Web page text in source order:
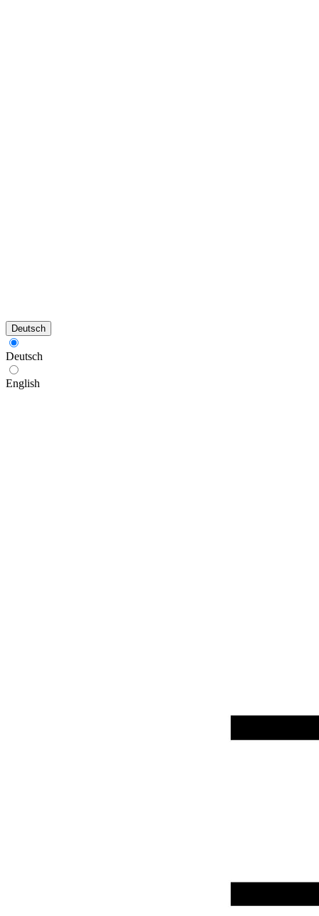
Deutsch
Deutsch
English